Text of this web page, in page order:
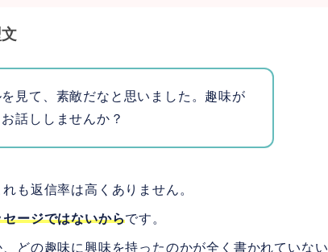
見て、素敵だなと思いました。趣味が
話ししませんか？
も返信率は高くありません。
ージではないからです。
どの趣味に興味を持ったのかが全く書かれていない